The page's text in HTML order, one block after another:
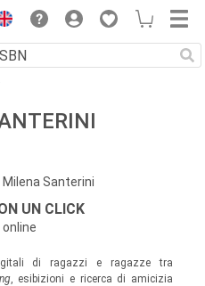
Santerini
UN CLICK
online
di ragazzi e ragazze tra
, esibizioni e ricerca di amicizia